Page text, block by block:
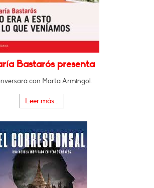
Bastarós presenta
con Marta Armingol.
Leer más...